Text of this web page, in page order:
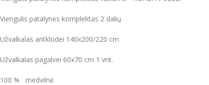
Viengulis patalynės komplektas 2 dalių
Užvalkalas antklodei 140x200/220 cm
Užvalkalas pagalvei 60x70 cm 1 vnt.
100 % medvilnė